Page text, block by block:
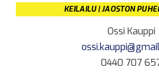
KEILAILU | JAOSTON
Ossi Kauppi
0440 707